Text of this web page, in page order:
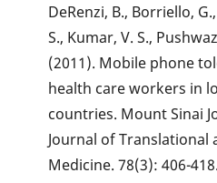
DeRenzi, B., Borriello,
S., Kumar, V. S.,
(2011). Mobile phone
health care workers in
countries. Mount Sinai
Journal of Translational
Medicine. 78(3): 406-418.